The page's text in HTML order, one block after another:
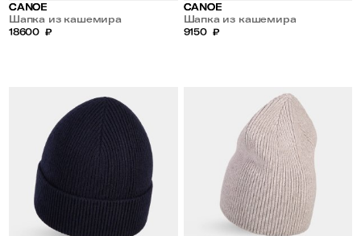
CANOE
Шапка из кашемира
18600 ₽
CANOE
Шапка из кашемира
9150 ₽